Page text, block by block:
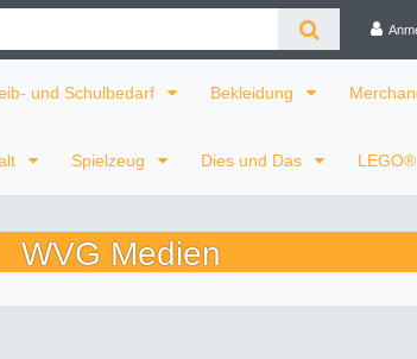
und Schulbedarf Bekleidung
Spielzeug Dies und Das LEGO®
WVG Medien